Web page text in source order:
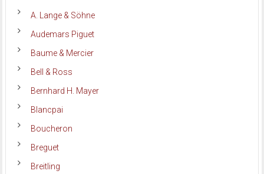
A. Lange & Söhne
Audemars Piguet
Baume & Mercier
Bell & Ross
Bernhard H. Mayer
Blancpai
Boucheron
Breguet
Breitling